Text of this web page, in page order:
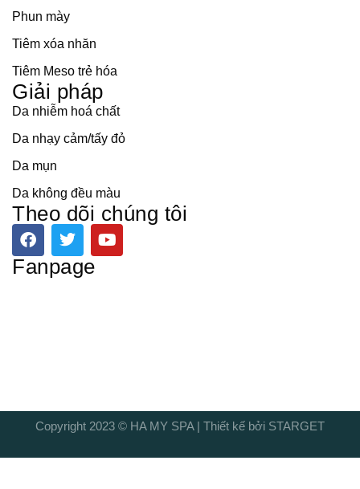
Phun mày
Tiêm xóa nhăn
Tiêm Meso trẻ hóa
Giải pháp
Da nhiễm hoá chất
Da nhạy cảm/tấy đỏ
Da mụn
Da không đều màu
Theo dõi chúng tôi
F
a
c
e
T
w
i
t
Y
o
Fanpage
Copyright 2023 © HA MY SPA | Thiết kế bởi STARGET